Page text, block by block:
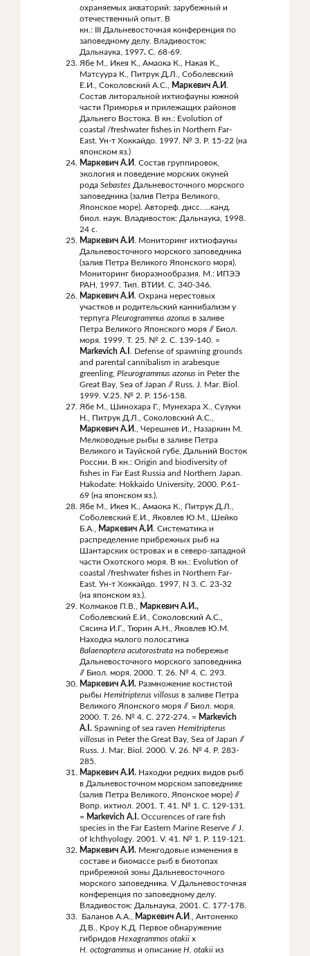
охраняемых акваторий: зарубежный и
отечественный опыт. В
кн.: III Дальневосточная конференция по
заповедному делу. Владивосток:
Дальнаука, 1997.С. 68-69.
Ябе М., Икея К., Амаока К., Накая К.,
Матсуура К., Питрук Д.Л., Соболевский
Е.И., Соколовский А.С., Маркевич А.И.
Состав литоральной ихтиофауны южной
части Приморья и прилежащих районов
Дальнего Востока. В кн.: Evolution of
coastal /freshwater fishes in Northern Far-
East. Ун-т Хоккайдо. 1997. № 3. P. 15-22 (на
японском яз.)
Маркевич А.И. Состав группировок,
экология и поведение морских окуней
родаSebastes Дальневосточного морского
заповедника (залив Петра Великого,
Японское море). Автореф. дисс. ...канд.
биол. наук. Владивосток: Дальнаука, 1998.
24 с.
Маркевич А.И. Мониторинг ихтиофауны
Дальневосточного морского заповедника
(залив Петра Великого Японского моря).
Мониторинг биоразнообразия. М.: ИПЭЭ
РАН, 1997. Тип. ВТИИ. С. 340-346.
Маркевич А.И. Охрана нерестовых
участков и родительский каннибализм у
терпугаPleurogrammus azonus в заливе
Петра Великого Японского моря // Биол.
моря. 1999. Т. 25. № 2. С. 139-140. =
Markevich A.I. Defense of spawning grounds
and parental cannibalism in arabesque
greenling,Pleurogrammus azonus in Peter the
Great Bay, Sea of Japan // Russ. J. Mar. Biol.
1999. V.25. № 2. P. 156-158.
Ябе М., Шинохара Г., Мунехара Х., Сузуки
Н., Питрук Д.Л., Соколовский А.С.,
Маркевич А.И., Черешнев И., Назаркин М.
Мелководные рыбы в заливе Петра
Великого и Тауйской губе, Дальний Восток
России. В кн.: Origin and biodiversity of
fishes in Far East Russia and Northern Japan.
Hakodate: Hokkaido University, 2000. P.61-
69 (на японском яз.).
Ябе М., Икея К., Амаока К., Питрук Д.Л.,
Соболевский Е.И., Яковлев Ю.М., Шейко
Б.А., Маркевич А.И. Систематика и
распределение прибрежных рыб на
Шантарских островах и в северо-западной
части Охотского моря. В кн.: Evolution of
coastal /freshwater fishes in Northern Far-
East. Ун-т Хоккайдо. 1997, N 3. С. 23-32
(на японском яз.).
Колмаков П.В., Маркевич А.И.,
Соболевский Е.И., Соколовский А.С.,
Сясина И.Г., Тюрин А.Н., Яковлев Ю.М.
Находка малого полосатика
Balaenoptera acutorostrata на побережье
Дальневосточного морского заповедника
// Биол. моря. 2000. Т. 26. № 4. С. 293.
Маркевич А.И. Размножение костистой
рыбыHemitripterus villosus в заливе Петра
Великого Японского моря // Биол. моря.
2000. Т. 26. № 4. С. 272-274. = Markevich
A.I. Spawning of sea ravenHemitripterus
villosus in Peter the Great Bay, Sea of Japan //
Russ. J. Mar. Biol. 2000. V. 26. № 4. P. 283-
285.
Маркевич А.И. Находки редких видов рыб
в Дальневосточном морском заповеднике
(залив Петра Великого, Японское море) //
Вопр. ихтиол. 2001. Т. 41. № 1. С. 129-131.
= Markevich A.I. Occurences of rare fish
species in the Far Eastern Marine Reserve // J.
of Ichthyology. 2001. V. 41. № 1. Р. 119-121.
Маркевич А.И. Межгодовые изменения в
составе и биомассе рыб в биотопах
прибрежной зоны Дальневосточного
морского заповедника. V Дальневосточная
конференция по заповедному делу.
Владивосток: Дальнаука, 2001. С. 177-178.
Баланов А.А., Маркевич А.И., Антоненко
Д.В., Кроу К.Д. Первое обнаружение
гибридовHexagrammos otakii x
H.octogrammus и описаниеH.otakii из